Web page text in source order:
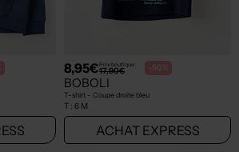
8,95€Prix boutique :
17,90€ -50%
BOBOLI
T-shirt - Coupe droite bleu
T : 6 M
ACHAT EXPRESS